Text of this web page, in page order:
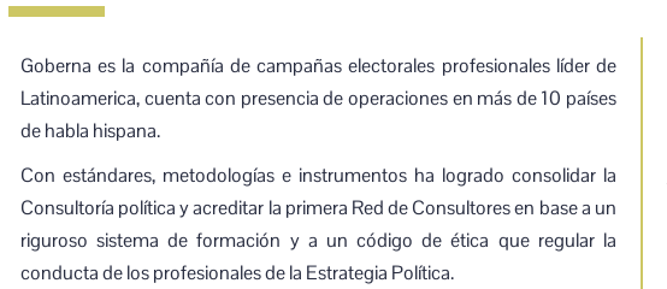
Goberna es la compañía de campañas electorales profesionales líder de
Latinoamerica, cuenta con presencia de operaciones en más de 10 países
de habla hispana.
Con estándares, metodologías e instrumentos ha logrado consolidar la
Consultoría política y acreditar la primera Red de Consultores en base a un
riguroso sistema de formación y a un código de ética que regular la
conducta de los profesionales de la Estrategia Política.